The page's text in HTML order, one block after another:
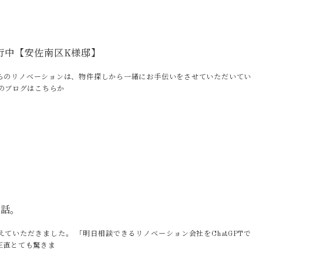
【安佐南区K様邸】
リノベーションは、物件探しから一緒にお手伝いをさせていただいてい
ブログはこちらか
。
いただきました。 「明日相談できるリノベーション会社をChatGPTで
とても驚きま